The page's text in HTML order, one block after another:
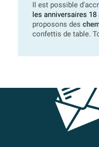
Il est possible
les anniversaires 18
proposons des
confettis de table.